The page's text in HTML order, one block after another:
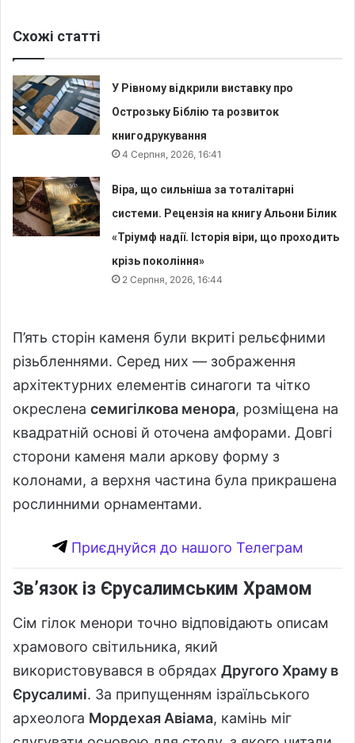
Схожі статті
У Рівному відкрили виставку про
Острозьку Біблію та розвиток
книгодрукування
4 Серпня, 2026, 16:41
Віра, що сильніша за тоталітарні
системи. Рецензія на книгу Альони Білик
«Тріумф надії. Історія віри, що проходить
крізь покоління»
2 Серпня, 2026, 16:44
П’ять сторін каменя були вкриті рельєфними
різьбленнями. Серед них — зображення
архітектурних елементів синагоги та чітко
окреслена семигілкова менора, розміщена на
квадратній основі й оточена амфорами. Довгі
сторони каменя мали аркову форму з
колонами, а верхня частина була прикрашена
рослинними орнаментами.
Приєднуйся до нашого Телеграм
Зв’язок із Єрусалимським Храмом
Сім гілок менори точно відповідають описам
храмового світильника, який
використовувався в обрядах Другого Храму в
Єрусалимі. За припущенням ізраїльського
археолога Мордехая Авіама, камінь міг